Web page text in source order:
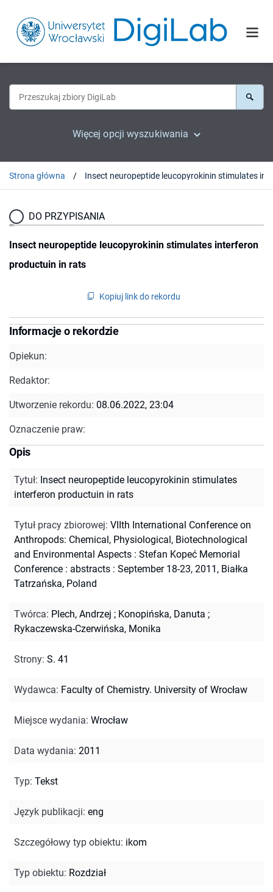
Więcej opcji wyszukiwania
Strona główna
DO PRZYPISANIA
Insect neuropeptide leucopyrokinin stimulates interferon
productuin in rats
Kopiuj link do rekordu
Informacje o rekordzie
Opiekun:
Redaktor:
Utworzenie rekordu: 08.06.2022, 23:04
Oznaczenie praw:
Opis
Tytuł: Insect neuropeptide leucopyrokinin stimulates
interferon productuin in rats
Tytuł pracy zbiorowej: VIIth International Conference on
Anthropods: Chemical, Physiological, Biotechnological
and Environmental Aspects : Stefan Kopeć Memorial
Conference : abstracts : September 18-23, 2011, Białka
Tatrzańska, Poland
Twórca: Plech, Andrzej ; Konopińska, Danuta ;
Rykaczewska-Czerwińska, Monika
Strony: S. 41
Wydawca: Faculty of Chemistry. University of Wrocław
Miejsce wydania: Wrocław
Data wydania: 2011
Typ: Tekst
Język publikacji: eng
Szczegółowy typ obiektu: ikom
Typ obiektu: Rozdział